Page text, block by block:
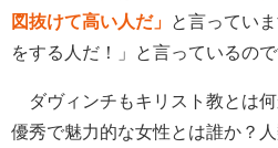
図抜けて高い人だ」
と言ってい
をする人だ！」と言っているので
ダヴィンチもキリスト教とは
優秀で魅力的な女性とは誰か？